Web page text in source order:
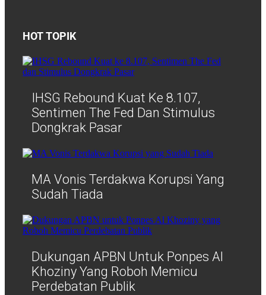
HOT TOPIK
IHSG Rebound Kuat Ke 8.107,
Sentimen The Fed Dan Stimulus
Dongkrak Pasar
MA Vonis Terdakwa Korupsi Yang
Sudah Tiada
Dukungan APBN Untuk Ponpes Al
Khoziny Yang Roboh Memicu
Perdebatan Publik